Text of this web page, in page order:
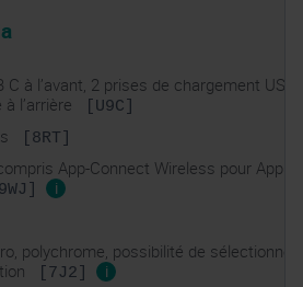
C à l’avant, 2 prises de chargement USB
l’arrière
[U9C]
[8RT]
App-Connect Wireless pour Apple
i
polychrome, possibilité de
[7J2] i